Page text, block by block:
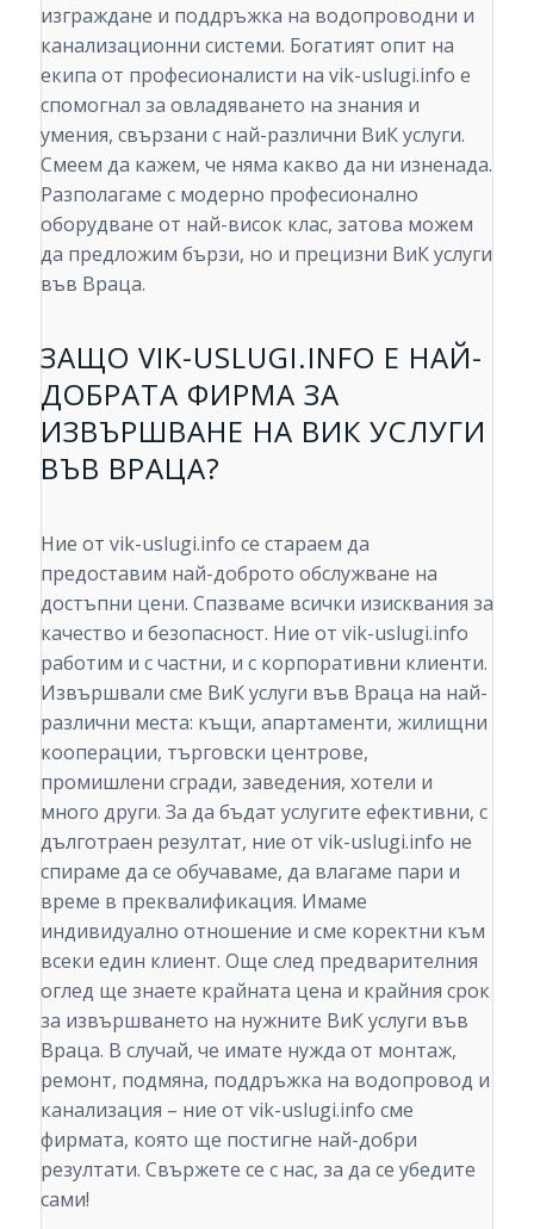
изграждане и поддръжка на водопроводни и
канализационни системи. Богатият опит на
екипа от професионалисти на vik-uslugi.info е
спомогнал за овладяването на знания и
умения, свързани с най-различни ВиК услуги.
Смеем да кажем, че няма какво да ни изненада.
Разполагаме с модерно професионално
оборудване от най-висок клас, затова можем
да предложим бързи, но и прецизни ВиК услуги
във Враца.
ЗАЩО VIK-USLUGI.INFO Е НАЙ-
ДОБРАТА ФИРМА ЗА
ИЗВЪРШВАНЕ НА ВИК УСЛУГИ
ВЪВ ВРАЦА?
Ние от vik-uslugi.info се стараем да
предоставим най-доброто обслужване на
достъпни цени. Спазваме всички изисквания за
качество и безопасност. Ние от vik-uslugi.info
работим и с частни, и с корпоративни клиенти.
Извършвали сме ВиК услуги във Враца на най-
различни места: къщи, апартаменти, жилищни
кооперации, търговски центрове,
промишлени сгради, заведения, хотели и
много други. За да бъдат услугите ефективни, с
дълготраен резултат, ние от vik-uslugi.info не
спираме да се обучаваме, да влагаме пари и
време в преквалификация. Имаме
индивидуално отношение и сме коректни към
всеки един клиент. Още след предварителния
оглед ще знаете крайната цена и крайния срок
за извършването на нужните ВиК услуги във
Враца. В случай, че имате нужда от монтаж,
ремонт, подмяна, поддръжка на водопровод и
канализация – ние от vik-uslugi.info сме
фирмата, която ще постигне най-добри
резултати. Свържете се с нас, за да се убедите
сами!